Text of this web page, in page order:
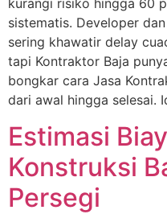
kurangi risiko hingga 60
sistematis. Developer
sering khawatir delay
tapi Kontraktor Baja
bongkar cara Jasa
dari awal hingga selesai.​
Estimasi
Konstruksi
Persegi